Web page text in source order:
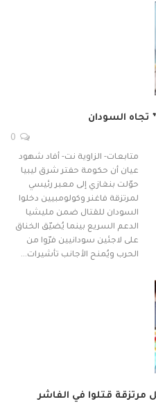
تجاه السودان
متابعات- الزاوية نت- أفاد شهود
عيان أن حكومة حفتر شرق ليبيا
حوّلت بنغازي إلى معبر رئيسي
لمرتزقة فاغنر وكولومبيين دخلوا
السودان للقتال ضمن مليشيا
الدعم السريع بينما يُضيّق الخناق
على لاجئين سودانيين فرّوا من
الحرب ويُمنح الأجانب تأشيرات…
قتلوا في الفاشر